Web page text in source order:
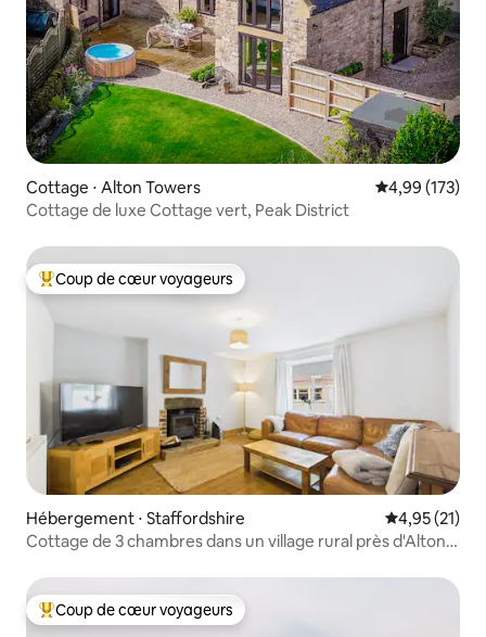
Cottage ⋅ Alton Towers Évaluation
4,99 (173)
Cottage de luxe Cottage vert, Peak District
Coups de cœur voyageurs les plus appréciés
Coup de cœur voyageurs
Hébergement ⋅ Staffordshire Évaluation
4,95 (21)
Cottage de 3 chambres dans un village rural près d'Alton
Coups de cœur voyageurs les plus appréciés
Coup de cœur voyageurs